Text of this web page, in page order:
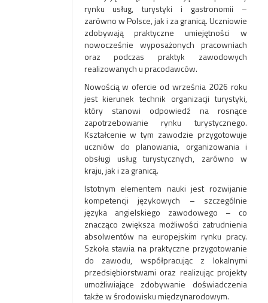
rynku usług, turystyki i gastronomii –
zarówno w Polsce, jak i za granicą. Uczniowie
zdobywają praktyczne umiejętności w
nowocześnie wyposażonych pracowniach
oraz podczas praktyk zawodowych
realizowanych u pracodawców.
Nowością w ofercie od września 2026 roku
jest kierunek technik organizacji turystyki,
który stanowi odpowiedź na rosnące
zapotrzebowanie rynku turystycznego.
Kształcenie w tym zawodzie przygotowuje
uczniów do planowania, organizowania i
obsługi usług turystycznych, zarówno w
kraju, jak i za granicą.
Istotnym elementem nauki jest rozwijanie
kompetencji językowych – szczególnie
języka angielskiego zawodowego – co
znacząco zwiększa możliwości zatrudnienia
absolwentów na europejskim rynku pracy.
Szkoła stawia na praktyczne przygotowanie
do zawodu, współpracując z lokalnymi
przedsiębiorstwami oraz realizując projekty
umożliwiające zdobywanie doświadczenia
także w środowisku międzynarodowym.